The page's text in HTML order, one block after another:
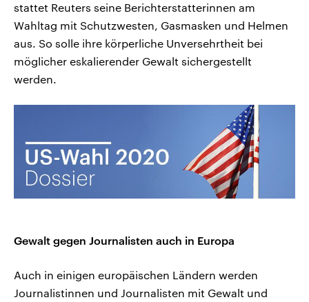
stattet Reuters seine Berichterstatterinnen am
Wahltag mit Schutzwesten, Gasmasken und Helmen
aus. So solle ihre körperliche Unversehrtheit bei
möglicher eskalierender Gewalt sichergestellt
werden.
Gewalt gegen Journalisten auch in Europa
Auch in einigen europäischen Ländern werden
Journalistinnen und Journalisten mit Gewalt und